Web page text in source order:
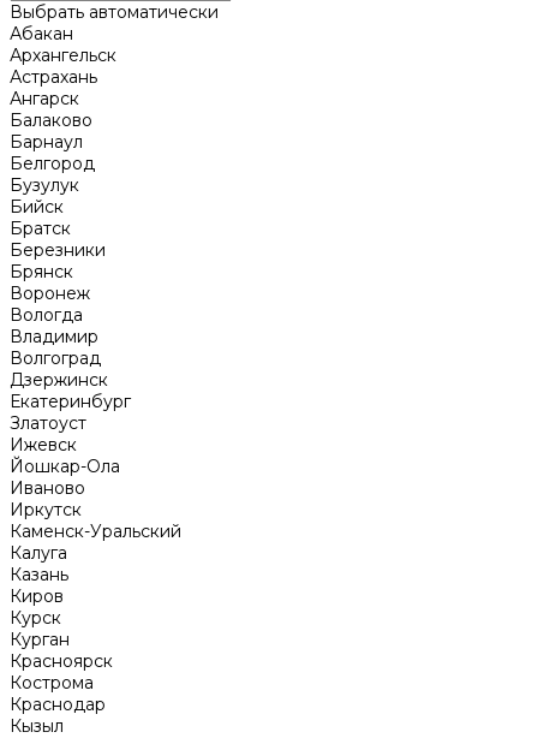
Выбрать автоматически
Абакан
Архангельск
Астрахань
Ангарск
Балаково
Барнаул
Белгород
Бузулук
Бийск
Братск
Березники
Брянск
Воронеж
Вологда
Владимир
Волгоград
Дзержинск
Екатеринбург
Златоуст
Ижевск
Йошкар-Ола
Иваново
Иркутск
Каменск-Уральский
Калуга
Казань
Киров
Курск
Курган
Красноярск
Кострома
Краснодар
Кызыл